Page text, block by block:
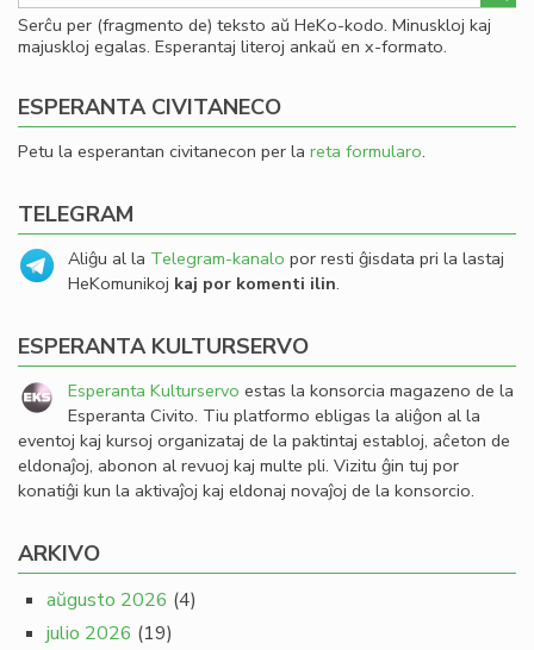
Serĉu per (fragmento de) teksto aŭ HeKo-kodo. Minuskloj kaj
majuskloj egalas. Esperantaj literoj ankaŭ en x-formato.
ESPERANTA CIVITANECO
Petu la esperantan civitanecon per la reta formularo.
TELEGRAM
Aliĝu al la Telegram-kanalo por resti ĝisdata pri la lastaj
HeKomunikoj kaj por komenti ilin.
ESPERANTA KULTURSERVO
Esperanta Kulturservo estas la konsorcia magazeno de la
Esperanta Civito. Tiu platformo ebligas la aliĝon al la
eventoj kaj kursoj organizataj de la paktintaj establoj, aĉeton de
eldonaĵoj, abonon al revuoj kaj multe pli. Vizitu ĝin tuj por
konatiĝi kun la aktivaĵoj kaj eldonaj novaĵoj de la konsorcio.
ARKIVO
aŭgusto 2026 (4)
julio 2026 (19)